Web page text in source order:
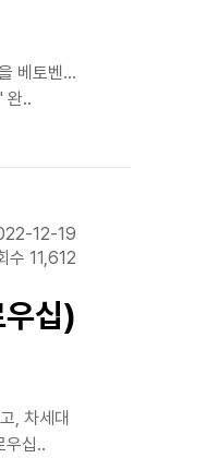
베토벤…
완..
12-19
수 11,612
십)
, 차세대
우십..